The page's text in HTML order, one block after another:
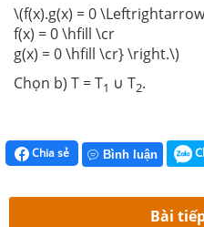
\(f(x).g(x) = 0
f(x) = 0 \hfill \cr
g(x) = 0 \hfill \cr} \right.\)
Chọn b) T = T1 ∪ T2.
Chia sẻ Bình luận
Bài